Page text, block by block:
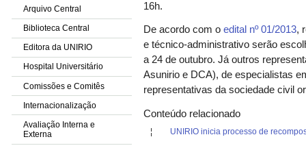
Arquivo Central
Biblioteca Central
Editora da UNIRIO
Hospital Universitário
Comissões e Comitês
Internacionalização
Avaliação Interna e
Externa
16h.
De acordo com oedital nº 01/2013,
e técnico-administrativo serão
a 24 de outubro. Já outros
Asunirio e DCA), de especialistas
representativas da sociedade civil
Conteúdo relacionado
UNIRIO inicia processo de